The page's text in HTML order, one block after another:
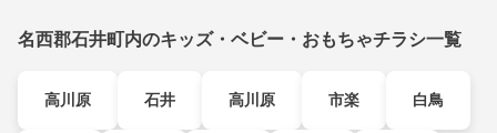
名西郡石井町内のキッズ・ベビー・おもちゃチラシ一覧
高川原 石井 高川原 市楽 白鳥